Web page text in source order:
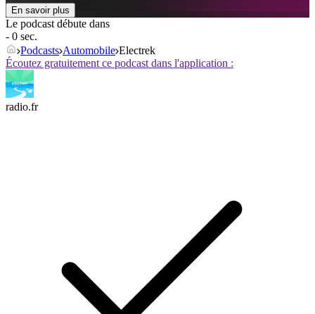
En savoir plus
Le podcast débute dans
- 0 sec.
Podcasts Automobile Electrek
Écoutez gratuitement ce podcast dans l'application :
radio.fr